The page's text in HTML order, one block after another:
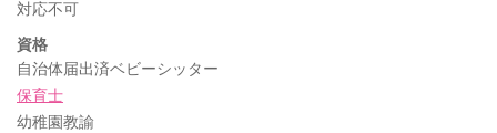
対応不可
資格
自治体届出済ベビーシッター
保育士
幼稚園教諭